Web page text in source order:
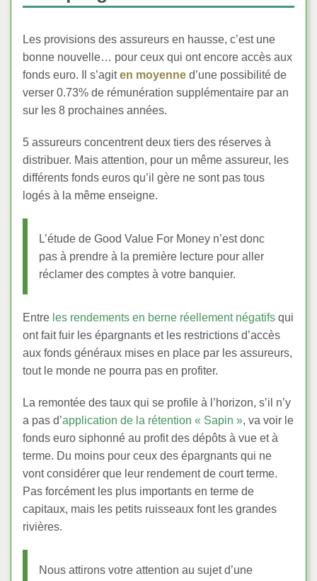
Les provisions des assureurs en hausse, c’est une
bonne nouvelle… pour ceux qui ont encore accès aux
fonds euro. Il s’agiten moyenne d’une possibilité de
verser 0.73% de rémunération supplémentaire par an
sur les 8 prochaines années.
5 assureurs concentrent deux tiers des réserves à
distribuer. Mais attention, pour un même assureur, les
différents fonds euros qu’il gère ne sont pas tous
logés à la même enseigne.
L’étude de Good Value For Money n’est donc
pas à prendre à la première lecture pour aller
réclamer des comptes à votre banquier.
Entre les rendements en berne réellement négatifs qui
ont fait fuir les épargnants et les restrictions d’accès
aux fonds généraux mises en place par les assureurs,
tout le monde ne pourra pas en profiter.
La remontée des taux qui se profile à l’horizon, s’il n’y
a pas d’application de la rétention « Sapin », va voir le
fonds euro siphonné au profit des dépôts à vue et à
terme. Du moins pour ceux des épargnants qui ne
vont considérer que leur rendement de court terme.
Pas forcément les plus importants en terme de
capitaux, mais les petits ruisseaux font les grandes
rivières.
Nous attirons votre attention au sujet d’une